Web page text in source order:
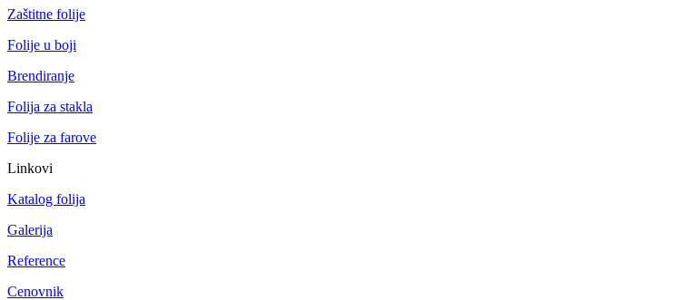
Zaštitne folije
Folije u boji
Brendiranje
Folija za stakla
Folije za farove
Linkovi
Katalog folija
Galerija
Reference
Cenovnik